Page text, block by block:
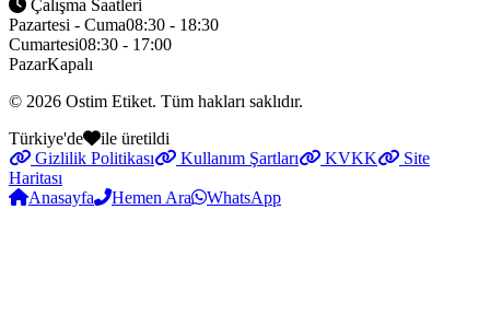
Çalışma Saatleri
Pazartesi - Cuma08:30 - 18:30
Cumartesi08:30 - 17:00
PazarKapalı
© 2026 Ostim Etiket. Tüm hakları saklıdır.
Türkiye'de
ile üretildi
Gizlilik Politikası
Kullanım Şartları KVKK
Site
Haritası
Anasayfa
Hemen Ara WhatsApp